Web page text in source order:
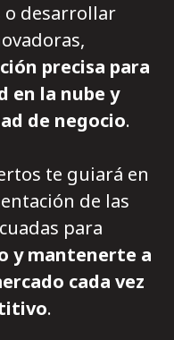
o desarrollar
precisa para
en la nube y
de negocio.
te guiará en
de las
para
y mantenerte a
cada vez
.